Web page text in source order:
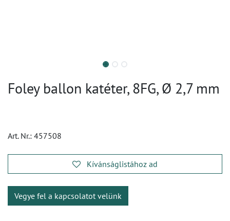
Foley ballon katéter, 8FG, Ø 2,7 mm
Art. Nr.: 457508
Kívánságlistához ad
Vegye fel a kapcsolatot velünk